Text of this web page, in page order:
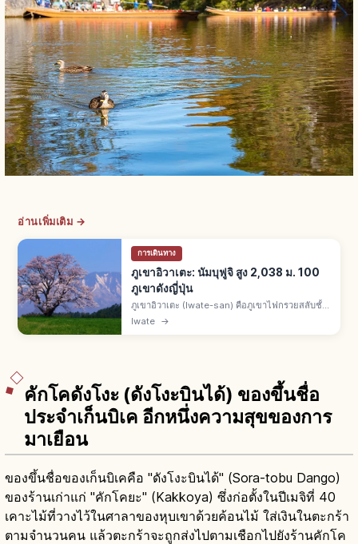
อ่านเพิ่มเติม →
การเดินทาง
ภูเขาอิวาเตะ: นัมบุฟูจิ สูง 2,038 ม. 100
ภูเขาดังญี่ปุ่น
ภูเขาอิวาเตะ (Iwate-san) คือภูเขาไฟกรวยสลับชั้น
สูง 2,038 ม. คร่อมเมืองทากิซาวะ ชิซึคุอิชิ และฮาจิ
Iwate →
คักโคดังโงะ (ดังโงะบินได้) ของขึ้นชื่อ
ประจำเก็นบิเค อีกหนึ่งความสุขของการ
มาเยือน
ของขึ้นชื่อของเก็นบิเคคือ "ดังโงะบินได้" (Sora-tobu Dango)
ของร้านเก่าแก่ "คักโคยะ" (Kakkoya) ซึ่งก่อตั้งในปีเมจิที่ 40
เคาะไม้ที่วางไว้ในศาลาของหุบเขาด้วยค้อนไม้ ใส่เงินในตะกร้า
ตามจำนวนคน แล้วตะกร้าจะถูกส่งไปตามเชือกไปยังร้านคักโค